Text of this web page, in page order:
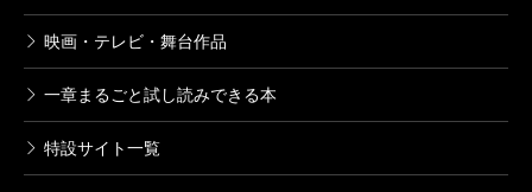
映画・テレビ・舞台作品
一章まるごと試し読みできる本
特設サイト一覧